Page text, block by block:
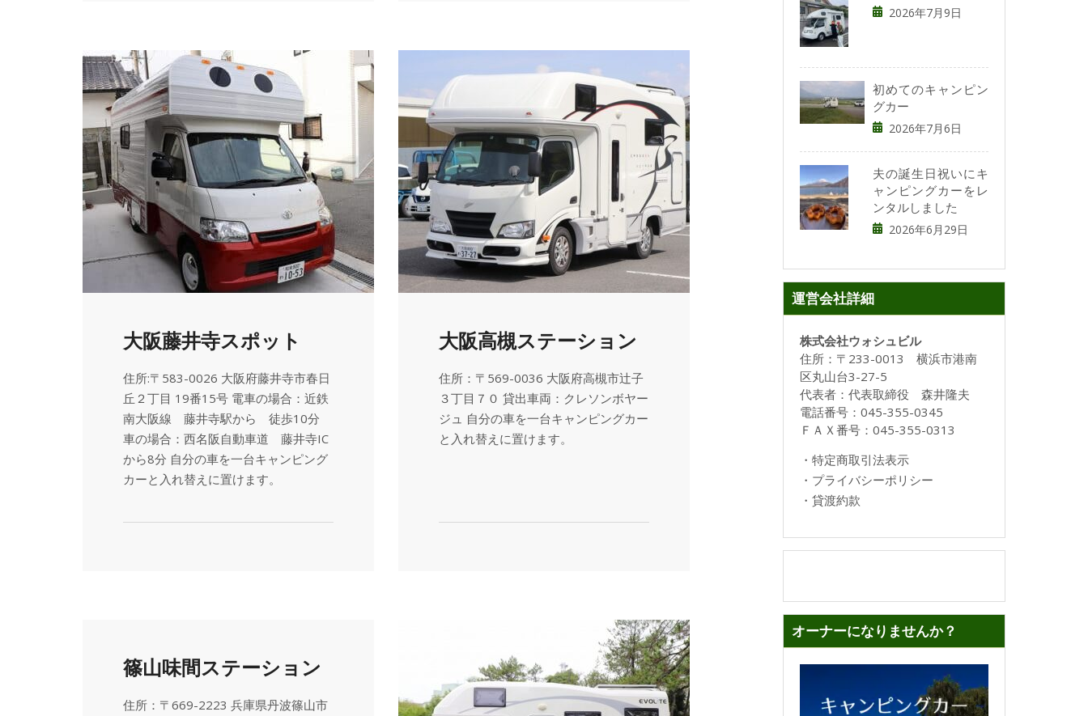
大阪藤井寺スポット
住所:〒583-0026 大阪府藤井寺市春日
丘２丁目 19番15号 電車の場合：近鉄
南大阪線 藤井寺駅から 徒歩10分
車の場合：西名阪自動車道 藤井寺IC
から8分 自分の車を一台キャンピング
カーと入れ替えに置けます。
大阪高槻ステーション
住所：〒569-0036 大阪府高槻市辻子
３丁目７０ 貸出車両：クレソンボヤー
ジュ 自分の車を一台キャンピングカー
と入れ替えに置けます。
篠山味間ステーション
住所：〒669-2223 兵庫県丹波篠山市
2026年7月9日
初めてのキャンピン
グカー
2026年7月6日
夫の誕生日祝いにキ
ャンピングカーをレ
ンタルしました
2026年6月29日
運営会社詳細
株式会社ウォシュビル
住所：〒233-0013 横浜市港南
区丸山台3-27-5
代表者：代表取締役 森井隆夫
電話番号：045-355-0345
ＦＡＸ番号：045-355-0313
・ 特定商取引法表示
・ プライバシーポリシー
・ 貸渡約款
オーナーになりませんか？